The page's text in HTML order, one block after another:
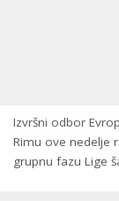
Izvršni odbor
Rimu ove nedelje
grupnu fazu Lige